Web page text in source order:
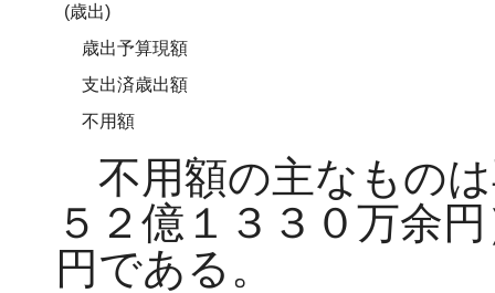
(歳出)
歳出予算現額
支出済歳出額
不用額
不用額の主なもの
５２億１３３０万余
円である。